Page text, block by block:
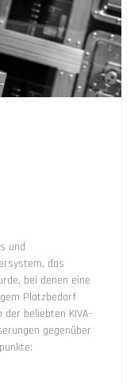
und
das
bei denen eine
Platzbedarf
beliebten KIVA-
gegenüber